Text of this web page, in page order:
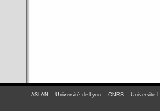
ASLAN - Université de Lyon- CNRS- Université